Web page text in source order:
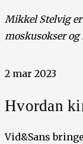
Mikkel Stelvig
moskusokser
2 mar 2023
Hvordan
Vid&Sans